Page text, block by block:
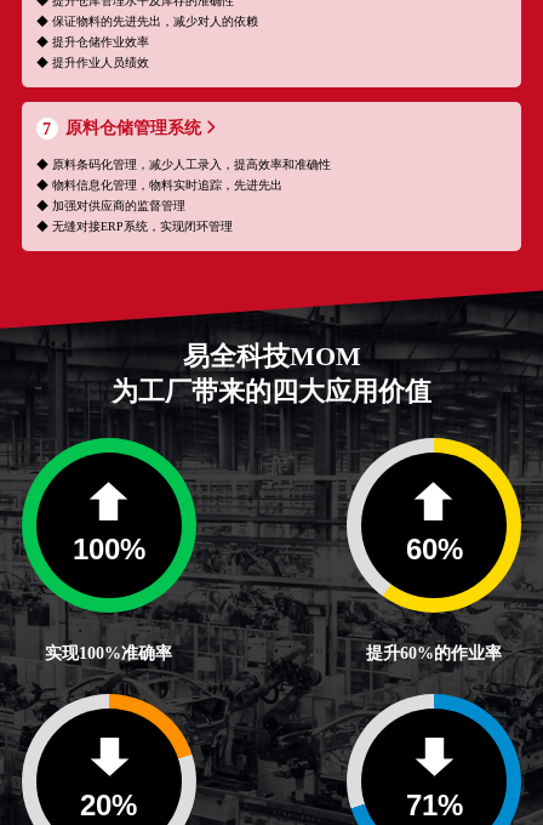
◆ 保证物料的先进先出，减少对人的依赖
◆ 提升仓储作业效率
◆ 提升作业人员绩效
7 原料仓储管理系统
◆ 原料条码化管理，减少人工录入，提高效率和准确性
◆ 物料信息化管理，物料实时追踪，先进先出
◆ 加强对供应商的监督管理
◆ 无缝对接ERP系统，实现闭环管理
易全科技MOM
为工厂带来的四大应用价值
100%
实现100%准确率
60%
提升60%的作业率
20% 71%